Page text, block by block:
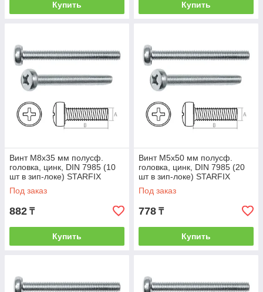
Купить Купить
Винт М8х35 мм полусф.
головка, цинк, DIN 7985 (10
шт в зип-локе) STARFIX
(STARFIX) (SMZ1-56197-10)
Под заказ
882 ₸
Купить
Винт М5х50 мм полусф.
головка, цинк, DIN 7985 (20
шт в зип-локе) STARFIX
(STARFIX) (SMZ1-53212-20)
Под заказ
778 ₸
Купить